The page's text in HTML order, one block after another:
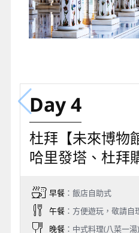
Day 4
杜拜【未來博物
哈里發塔、杜拜
早餐：飯店自助式
午餐：方便遊玩，敬請自
晚餐：中式料理(八菜一湯)